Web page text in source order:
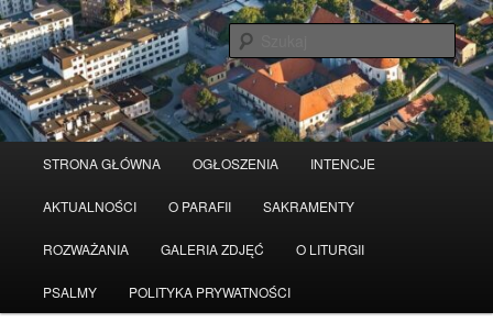
Przeskocz
do
tekstu
STRONA GŁÓWNA OGŁOSZENIA INTENCJE
AKTUALNOŚCI O PARAFII SAKRAMENTY
ROZWAŻANIA GALERIA ZDJĘĆ O LITURGII
PSALMY POLITYKA PRYWATNOŚCI
Serwis wykorzystuje pliki Cookies Czytaj więcej odrzuć